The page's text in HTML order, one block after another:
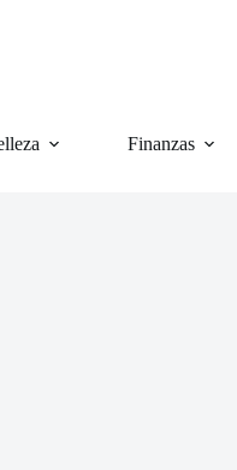
Finanzas